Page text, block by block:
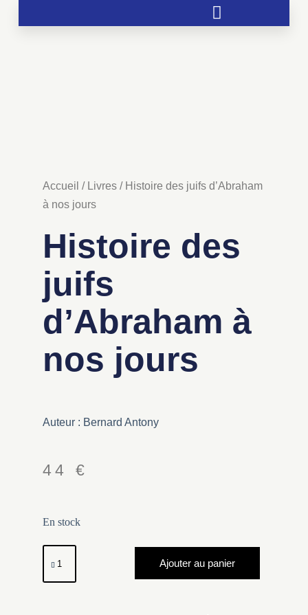
Accueil / Livres/ Histoire des juifs d’Abraham
à nos jours
Histoire des
juifs
d’Abraham à
nos jours
Auteur : Bernard Antony
44€
En stock
Ajouter au panier